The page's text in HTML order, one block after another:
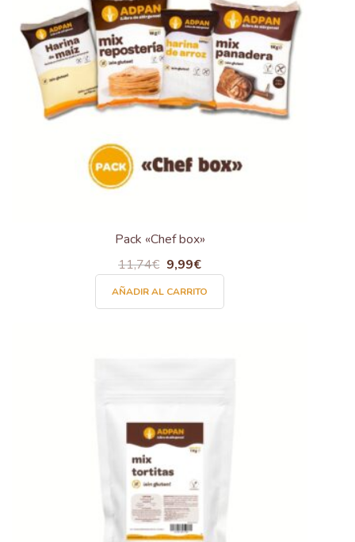
Pack «Chef box»
11,74€ El
original
9,99€El
precio
actual
AÑADIR AL CARRITO